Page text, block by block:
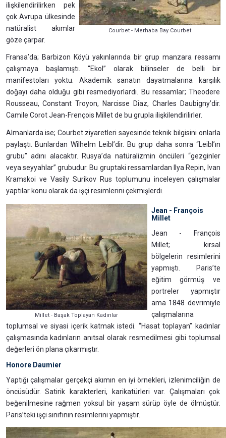
Courbet - Merhaba Bay Courbet
ilişkilendirilirken pek
çok Avrupa ülkesinde
natüralist akımlar
göze çarpar.
Fransa’da; Barbizon Köyü yakınlarında bir grup manzara ressamı
çalışmaya başlamıştı. “Ekol” olarak bilinseler de belli bir
manifestoları yoktu. Akademik sanatın dayatmalarına karşılık
doğayı daha olduğu gibi resmediyorlardı. Bu ressamlar; Theodere
Rousseau, Constant Troyon, Narcisse Diaz, Charles Daubigny’dir.
Camile Corot Jean-Frençois Millet de bu grupla ilişkilendirilirler.
Almanlarda ise; Courbet ziyaretleri sayesinde teknik bilgisini onlarla
paylaştı. Bunlardan Wilhelm Leibl’dir. Bu grup daha sonra “Leibl’ın
grubu” adını alacaktır. Rusya’da natüralizmin öncüleri “gezginler
veya seyyahlar” grubudur. Bu gruptaki ressamlardan Ilya Repin, Ivan
Kramskoi ve Vasily Surikov Rus toplumunu inceleyen çalışmalar
yaptılar konu olarak da işçi resimlerini çekmişlerdi.
Millet - Başak Toplayan Kadınlar
Jean - François
Millet
Jean - François
Millet; kırsal
bölgelerin resimlerini
yapmıştı. Paris’te
eğitim görmüş ve
portreler yapmıştır
ama 1848 devrimiyle
çalışmalarına
toplumsal ve siyasi içerik katmak istedi. “Hasat toplayan” kadınlar
çalışmasında kadınların anıtsal olarak resmedilmesi gibi toplumsal
değerleri ön plana çıkarmıştır.
Honore Daumier
Yaptığı çalışmalar gerçekçi akımın en iyi örnekleri, izlenimciliğin de
öncüsüdür. Satirik karakterleri, karikatürleri var. Çalışmaları çok
beğenilmesine rağmen yoksul bir yaşam sürüp öyle de ölmüştür.
Paris’teki işçi sınıfının resimlerini yapmıştır.